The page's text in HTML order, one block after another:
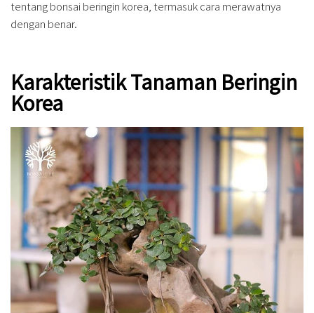
tentang bonsai beringin korea, termasuk cara merawatnya
dengan benar.
Karakteristik Tanaman Beringin
Korea